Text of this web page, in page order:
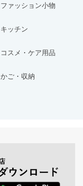
ファッション小物
キッチン
コスメ・ケア用品
かご・収納